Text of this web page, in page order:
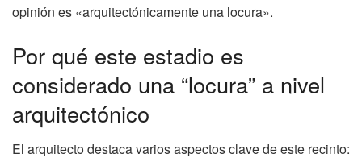
opinión es «arquitectónicamente una locura».
Por qué este estadio es
considerado una “locura” a nivel
arquitectónico
El arquitecto destaca varios aspectos clave de este recinto: